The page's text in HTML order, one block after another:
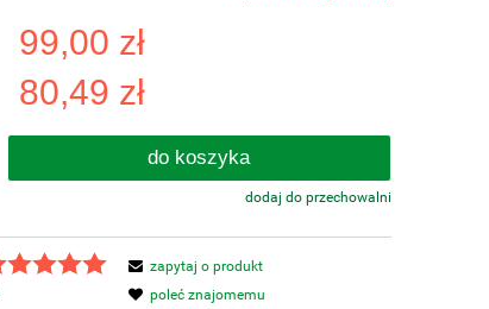
99,00 zł
80,49 zł
do koszyka
dodaj do przechowalni
zapytaj o produkt
poleć znajomemu